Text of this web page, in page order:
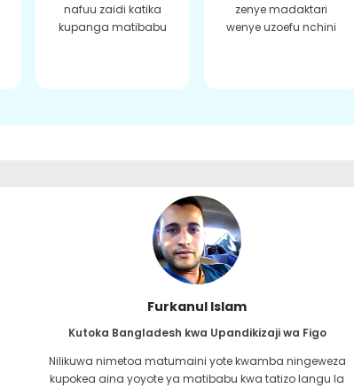
nafuu zaidi katika
kupanga matibabu
zenye madaktari
wenye uzoefu nchini
Furkanul Islam
Kutoka Bangladesh kwa Upandikizaji wa Figo
Nilikuwa nimetoa matumaini yote kwamba ningeweza
kupokea aina yoyote ya matibabu kwa tatizo langu la